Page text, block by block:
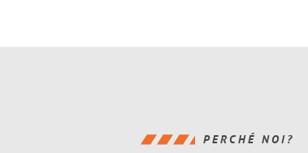
PERCHÉ NOI?